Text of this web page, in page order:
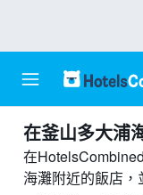
在釜山多大浦
在
海灘附近的飯店，